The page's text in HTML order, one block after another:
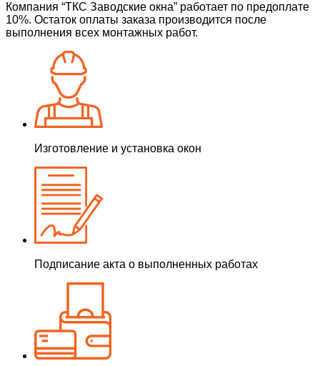
Компания “ТКС Заводские окна” работает по предоплате
10%. Остаток оплаты заказа производится после
выполнения всех монтажных работ.
Изготовление и установка окон
Подписание акта о выполненных работах